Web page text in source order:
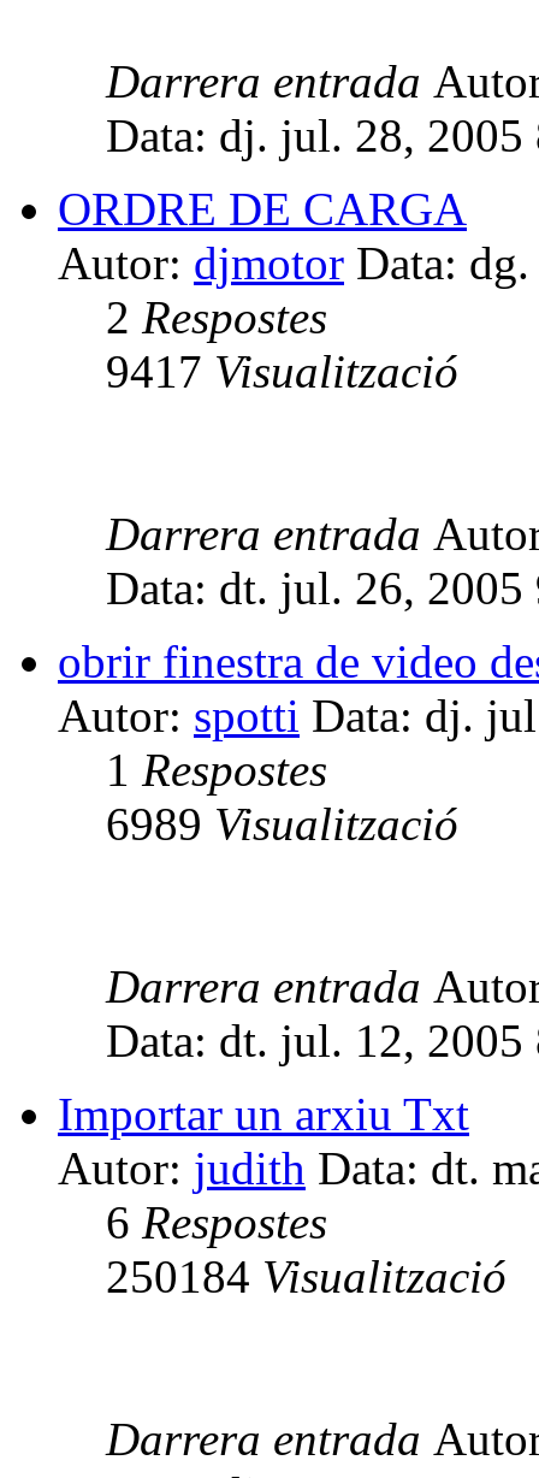
Darrera entrada
Data: dj. jul. 28, 2005
ORDRE DE CARGA
Autor: djmotor Data:
2 Respostes
9417 Visualització
Darrera entrada
Data: dt. jul. 26, 2005
obrir finestra de video
Autor: spotti Data: dj.
1 Respostes
6989 Visualització
Darrera entrada
Data: dt. jul. 12, 2005
Importar un arxiu Txt
Autor: judith Data: dt.
6 Respostes
250184 Visualització
Darrera entrada